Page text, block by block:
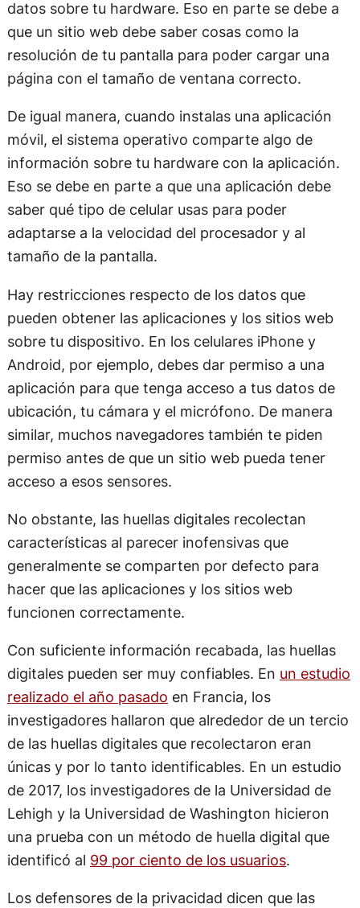
datos sobre tu hardware. Eso en parte se debe a
que un sitio web debe saber cosas como la
resolución de tu pantalla para poder cargar una
página con el tamaño de ventana correcto.
De igual manera, cuando instalas una aplicación
móvil, el sistema operativo comparte algo de
información sobre tu hardware con la aplicación.
Eso se debe en parte a que una aplicación debe
saber qué tipo de celular usas para poder
adaptarse a la velocidad del procesador y al
tamaño de la pantalla.
Hay restricciones respecto de los datos que
pueden obtener las aplicaciones y los sitios web
sobre tu dispositivo. En los celulares iPhone y
Android, por ejemplo, debes dar permiso a una
aplicación para que tenga acceso a tus datos de
ubicación, tu cámara y el micrófono. De manera
similar, muchos navegadores también te piden
permiso antes de que un sitio web pueda tener
acceso a esos sensores.
No obstante, las huellas digitales recolectan
características al parecer inofensivas que
generalmente se comparten por defecto para
hacer que las aplicaciones y los sitios web
funcionen correctamente.
Con suficiente información recabada, las huellas
digitales pueden ser muy confiables. En un estudio
realizado el año pasado en Francia, los
investigadores hallaron que alrededor de un tercio
de las huellas digitales que recolectaron eran
únicas y por lo tanto identificables. En un estudio
de 2017, los investigadores de la Universidad de
Lehigh y la Universidad de Washington hicieron
una prueba con un método de huella digital que
identificó al 99 por ciento de los usuarios.
Los defensores de la privacidad dicen que las